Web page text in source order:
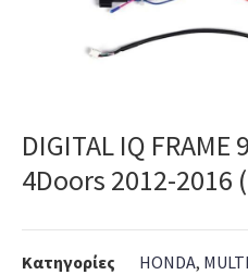
DIGITAL IQ FRAME
4Doors 2012-2016
Κατηγορίες HONDA,